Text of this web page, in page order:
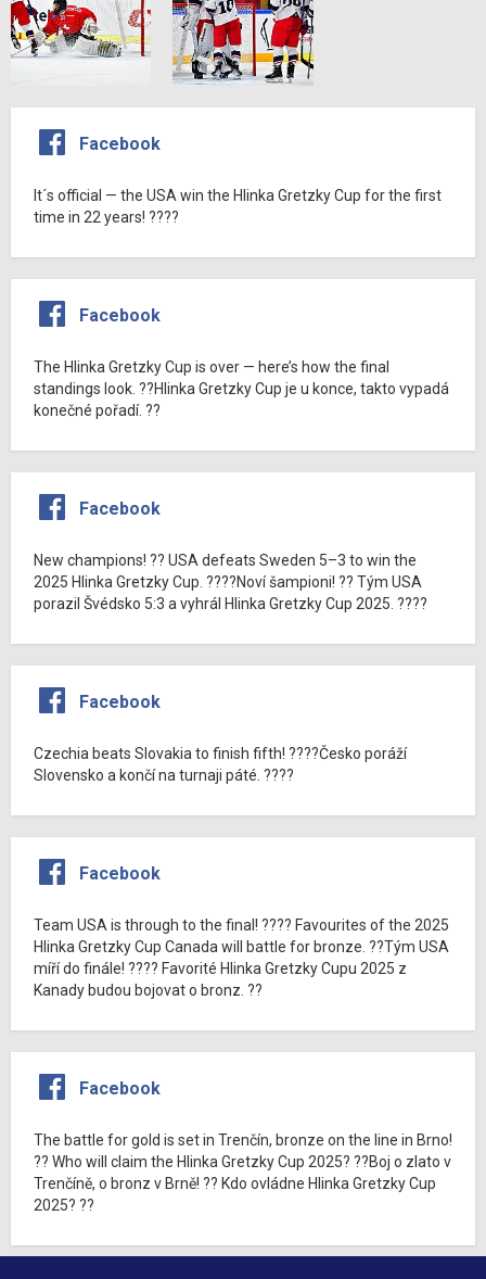
Facebook
It´s official — the USA win the Hlinka Gretzky Cup for the first
time in 22 years! ????
Facebook
The Hlinka Gretzky Cup is over — here’s how the final
standings look. ??Hlinka Gretzky Cup je u konce, takto vypadá
konečné pořadí. ??
Facebook
New champions! ?? USA defeats Sweden 5–3 to win the
2025 Hlinka Gretzky Cup. ????Noví šampioni! ?? Tým USA
porazil Švédsko 5:3 a vyhrál Hlinka Gretzky Cup 2025. ????
Facebook
Czechia beats Slovakia to finish fifth! ????Česko poráží
Slovensko a končí na turnaji páté. ????
Facebook
Team USA is through to the final! ???? Favourites of the 2025
Hlinka Gretzky Cup Canada will battle for bronze. ??Tým USA
míří do finále! ???? Favorité Hlinka Gretzky Cupu 2025 z
Kanady budou bojovat o bronz. ??
Facebook
The battle for gold is set in Trenčín, bronze on the line in Brno!
?? Who will claim the Hlinka Gretzky Cup 2025? ??Boj o zlato v
Trenčíně, o bronz v Brně! ?? Kdo ovládne Hlinka Gretzky Cup
2025? ??